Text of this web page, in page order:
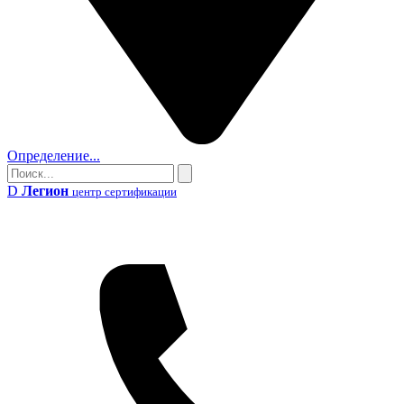
Определение...
Поиск
Поиск
D Легион центр сертификации